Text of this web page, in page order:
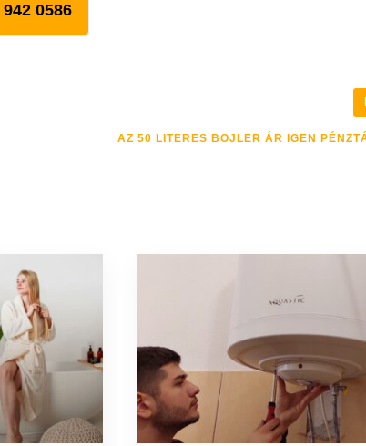
0586
AZ 50 LITERES BOJLER ÁR IGEN